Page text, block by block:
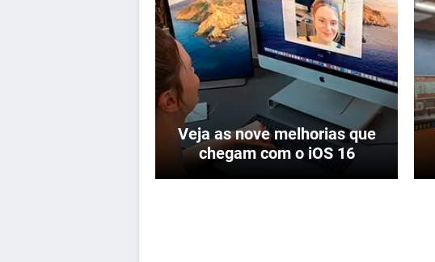
Veja as nove melhorias que
chegam com o iOS 16